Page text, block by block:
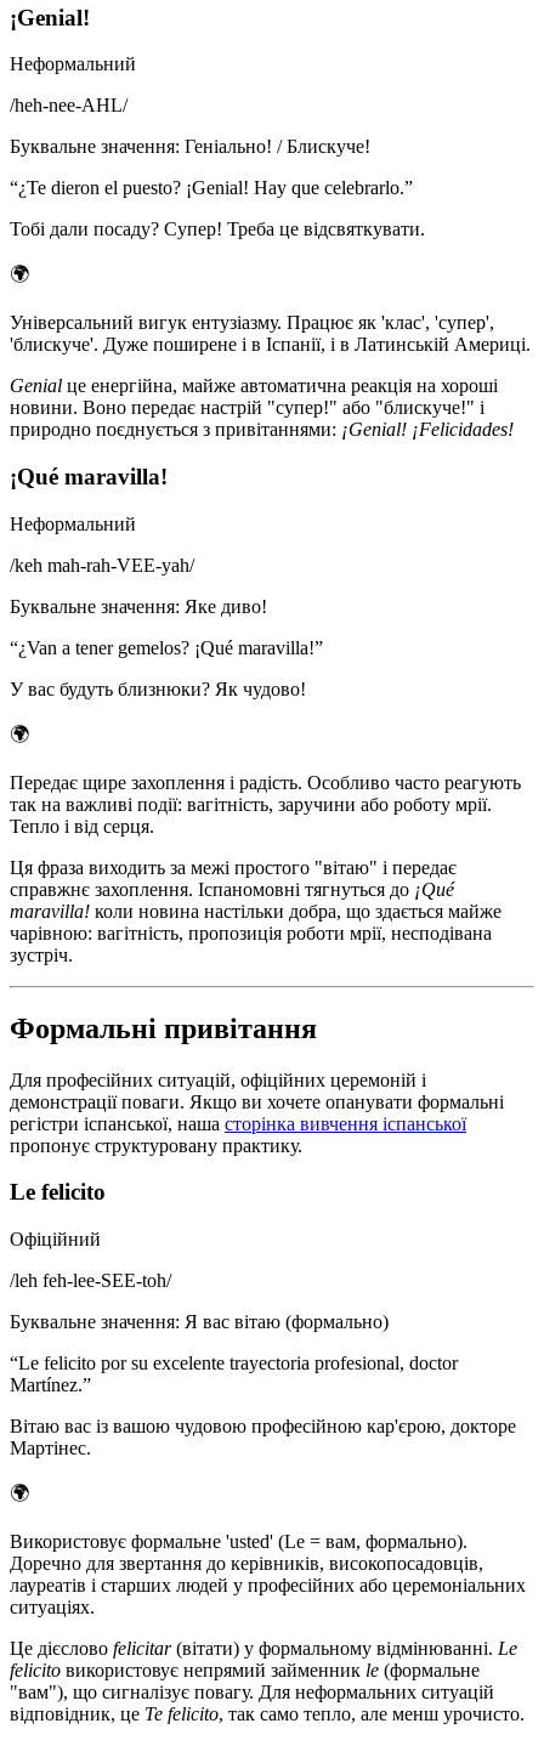
¡Genial!
Неформальний
/heh-nee-AHL/
Буквальне значення: Геніально! / Блискуче!
“¿Te dieron el puesto? ¡Genial! Hay que celebrarlo.”
Тобі дали посаду? Супер! Треба це відсвяткувати.
🌍
Універсальний вигук ентузіазму. Працює як 'клас', 'супер',
'блискуче'. Дуже поширене і в Іспанії, і в Латинській Америці.
Genial це енергійна, майже автоматична реакція на хороші
новини. Воно передає настрій "супер!" або "блискуче!" і
природно поєднується з привітаннями: ¡Genial! ¡Felicidades!
¡Qué maravilla!
Неформальний
/keh mah-rah-VEE-yah/
Буквальне значення: Яке диво!
“¿Van a tener gemelos? ¡Qué maravilla!”
У вас будуть близнюки? Як чудово!
🌍
Передає щире захоплення і радість. Особливо часто реагують
так на важливі події: вагітність, заручини або роботу мрії.
Тепло і від серця.
Ця фраза виходить за межі простого "вітаю" і передає
справжнє захоплення. Іспаномовні тягнуться до ¡Qué
maravilla! коли новина настільки добра, що здається майже
чарівною: вагітність, пропозиція роботи мрії, несподівана
зустріч.
Формальні привітання
Для професійних ситуацій, офіційних церемоній і
демонстрації поваги. Якщо ви хочете опанувати формальні
регістри іспанської, наша сторінка вивчення іспанської
пропонує структуровану практику.
Le felicito
Офіційний
/leh feh-lee-SEE-toh/
Буквальне значення: Я вас вітаю (формально)
“Le felicito por su excelente trayectoria profesional, doctor
Martínez.”
Вітаю вас із вашою чудовою професійною кар'єрою, докторе
Мартінес.
🌍
Використовує формальне 'usted' (Le = вам, формально).
Доречно для звертання до керівників, високопосадовців,
лауреатів і старших людей у професійних або церемоніальних
ситуаціях.
Це дієслово felicitar(вітати) у формальному відмінюванні. Le
felicito використовує непрямий займенник le (формальне
"вам"), що сигналізує повагу. Для неформальних ситуацій
відповідник, це Te felicito, так само тепло, але менш урочисто.